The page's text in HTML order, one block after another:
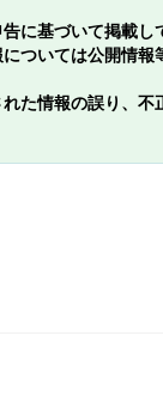
に基づいて掲載
ついては公開情
た情報の誤り、